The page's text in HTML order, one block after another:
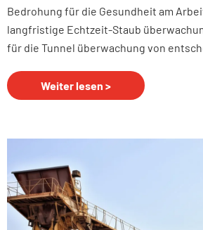
Bedrohung für die Gesundheit am
langfristige Echtzeit-Staub
für die Tunnel überwachung von
Weiter lesen >